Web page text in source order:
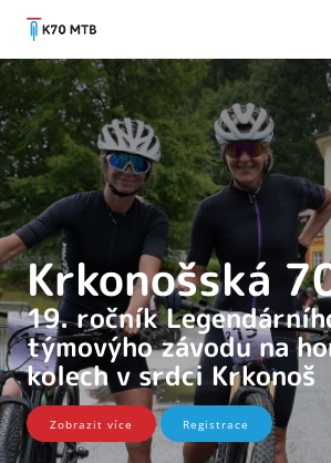
Krkonošská
19. ročník
týmovýho závodu na
kolech v srdci Krkonoš
Zobrazit více Registrace